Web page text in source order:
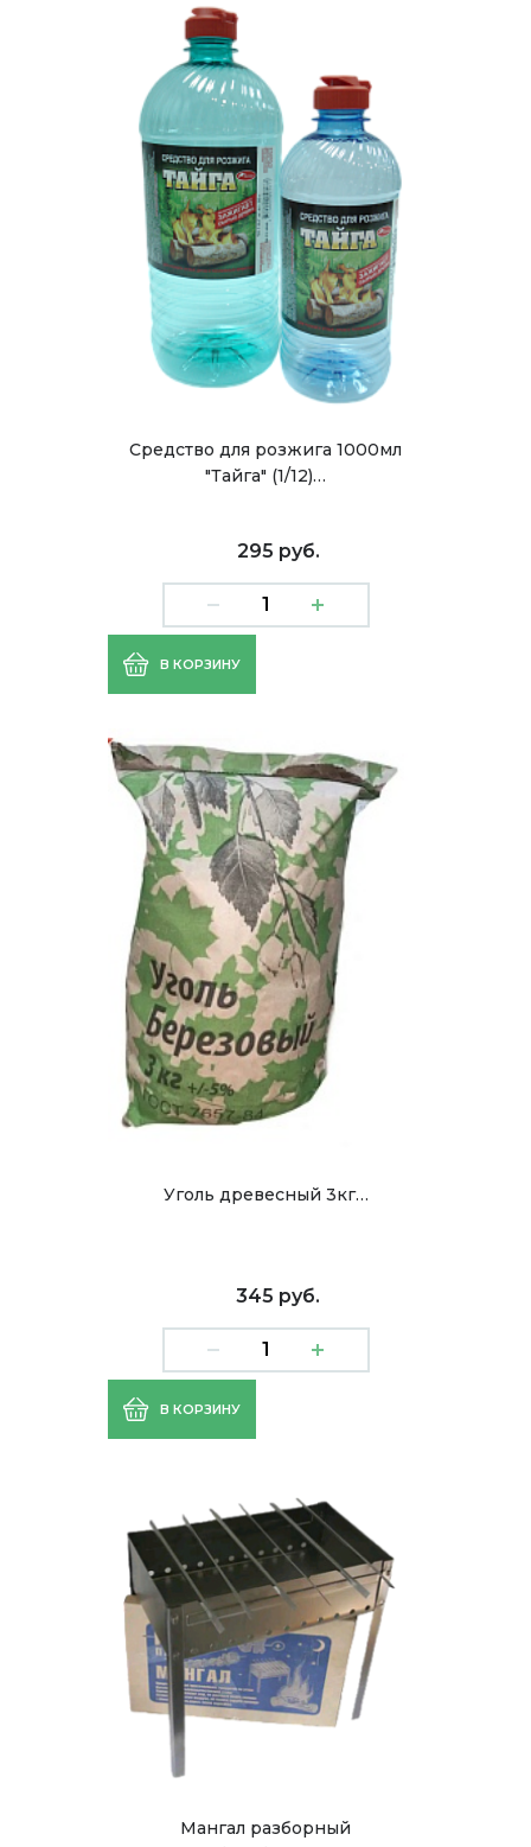
Средство для розжига 1000мл
"Тайга" (1/12)…
295 руб.
В КОРЗИНУ
Уголь древесный 3кг…
345 руб.
В КОРЗИНУ
Мангал разборный